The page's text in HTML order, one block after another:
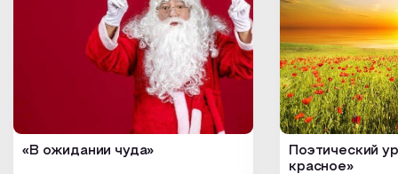
«В ожидании чуда»
Поэтический
красное»